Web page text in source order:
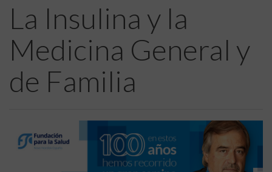
La Insulina y la
Medicina General y
de Familia